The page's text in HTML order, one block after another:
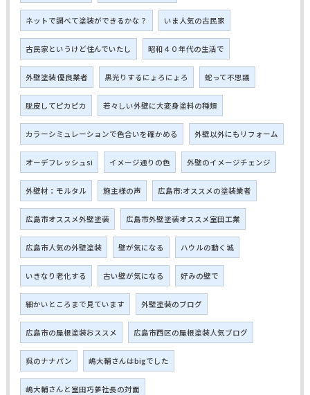
ネットで調べて塗装ができるかな？ いま人気の古民家
古民家というけど住んでいたし 昭和４０年代の生活で
外壁塗装 優良業者 黒光りするにょろにょろ 蛇って不思議
脱皮してピカピカ 若々しい外壁に大変身塗料の種類
カラーシミュレーションで色合いを確かめる 外壁以外にもリフォーム
オーデフレッシュsi イメージ通りの色 外壁のイメージチェンジ
外壁材：モルタル 施主様の声 広島市:オススメの塗装業者
広島市オススメ外壁塗装 広島市外壁塗装オススメ室田工業
広島市人気の外壁塗装 壁が気になる ハウルの動く城
いきなり老化する 古い壁が気になる 好みの壁で
細かいところまで見ています 外壁塗装のブログ
広島市の屋根塗装おススメ 広島市西区の屋根塗装人気ブログ
呉のナナパン 嶋大輔さんはbigでした
嶋大輔さんと室田巧夢社長の対面